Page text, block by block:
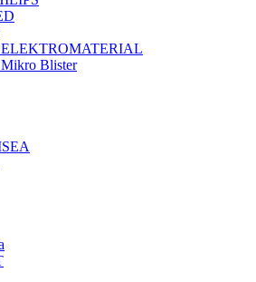
ELEKTROMATERIAL
Blister